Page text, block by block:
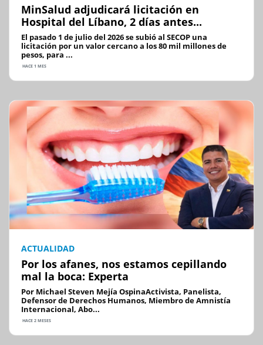
MinSalud adjudicará licitación en
Hospital del Líbano, 2 días antes...
El pasado 1 de julio del 2026 se subió al SECOP una
licitación por un valor cercano a los 80 mil millones de
pesos, para ...
HACE 1 MES
ACTUALIDAD
Por los afanes, nos estamos cepillando
mal la boca: Experta
Por Michael Steven Mejía OspinaActivista, Panelista,
Defensor de Derechos Humanos, Miembro de Amnistía
Internacional, Abo...
HACE 2 MESES